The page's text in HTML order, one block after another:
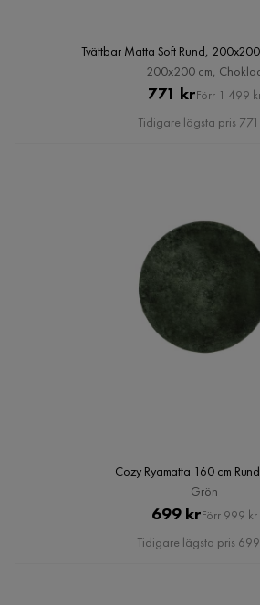
Tvättbar Matta Soft Rund,
200x200 cm,
Pris
771 kr Original
Pris
Förr 1 499
Tidigare lägsta pris
Cozy Ryamatta 160 cm
Grön
Pris
699 krOriginal
Pris
Förr 999 kr
Tidigare lägsta pris